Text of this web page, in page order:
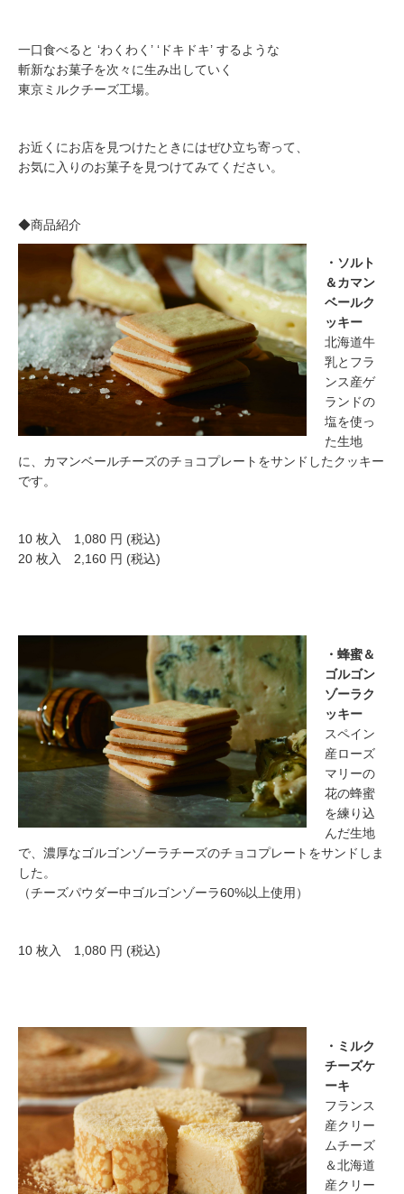
一口食べると ‘わくわく’ ‘ドキドキ’ するような
斬新なお菓子を次々に生み出していく
東京ミルクチーズ工場。
お近くにお店を見つけたときにはぜひ立ち寄って、
お気に入りのお菓子を見つけてみてください。
​◆商品紹介
・ソルト
＆カマン
ベールク
ッキー
北海道牛
乳とフラ
ンス産ゲ
ランドの
塩を使っ
た生地
に、カマンベールチーズのチョコプレートをサンドしたクッキー
です。
10 枚入 1,080 円 (税込)
20 枚入 2,160 円 (税込)
・蜂蜜＆
ゴルゴン
ゾーラク
ッキー
スペイン
産ローズ
マリーの
花の蜂蜜
を練り込
んだ生地
で、濃厚なゴルゴンゾーラチーズのチョコプレートをサンドしま
した。
（チーズパウダー中ゴルゴンゾーラ60%以上使用）
10 枚入 1,080 円 (税込)
・ミルク
チーズケ
ーキ
フランス
産クリー
ムチーズ
＆北海道
産クリー